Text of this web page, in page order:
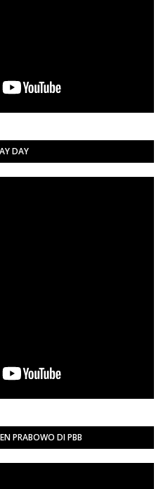
DAY
PRABOWO DI PBB